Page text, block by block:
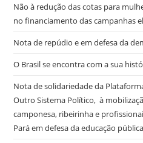
Não à redução das cotas para
no financiamento das campanhas
Nota de repúdio e em defesa da
O Brasil se encontra com a sua
Nota de solidariedade da
Outro Sistema Político, à
camponesa, ribeirinha e
Pará em defesa da educação